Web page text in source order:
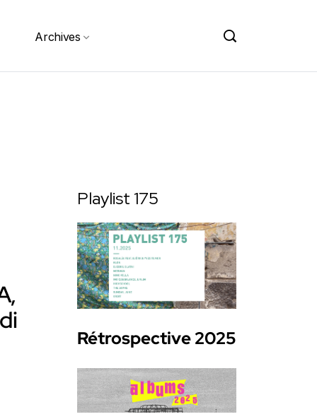
Archives
Playlist 175
Rétrospective 2025